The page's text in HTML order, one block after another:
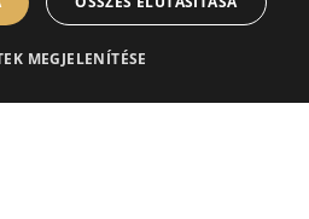
MEGJELENÍTÉSE